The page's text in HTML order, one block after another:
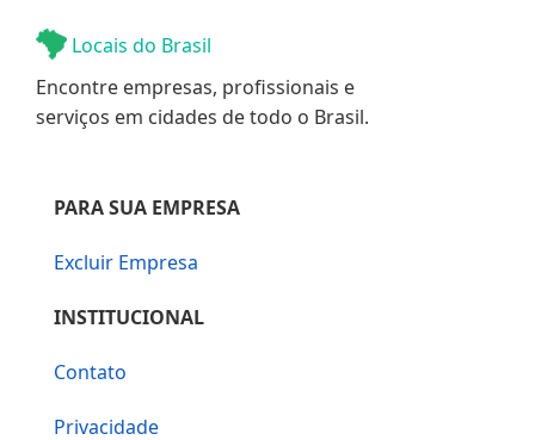
Locais do Brasil
Encontre empresas, profissionais e
serviços em cidades de todo o Brasil.
PARA SUA EMPRESA
Excluir Empresa
INSTITUCIONAL
Contato
Privacidade